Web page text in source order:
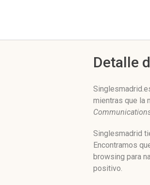
Detalle
mientras que la
Singlesmadrid
Encontramos
browsing para
positivo.